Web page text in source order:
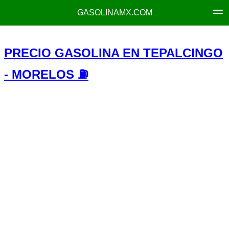
GASOLINAMX.COM
PRECIO GASOLINA EN TEPALCINGO
- MORELOS ⛽